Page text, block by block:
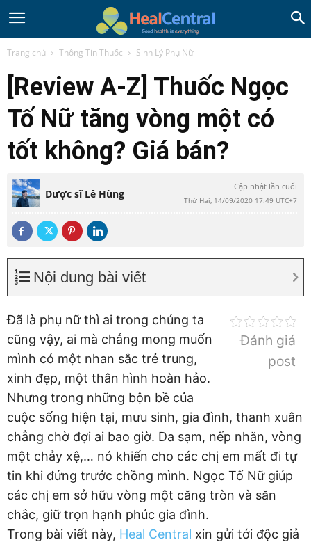
Trang chủ Thông Tin Thuốc Sinh Lý Phụ Nữ
[Review A-Z] Thuốc Ngọc
Tố Nữ tăng vòng một có
tốt không? Giá bán?
Dược sĩ Lê Hùng
Cập nhật lần cuối
Thứ Hai, 14/09/2020 17:49 UTC+7
Nội dung bài viết
Đánh giá
post
Đã là phụ nữ thì ai trong chúng ta
cũng vậy, ai mà chẳng mong muốn
mình có một nhan sắc trẻ trung,
xinh đẹp, một thân hình hoàn hảo.
Nhưng trong những bộn bề của
cuộc sống hiện tại, mưu sinh, gia đình, thanh xuân
chẳng chờ đợi ai bao giờ. Da sạm, nếp nhăn, vòng
một chảy xệ,… nó khiến cho các chị em mất đi tự
tin khi đứng trước chồng mình. Ngọc Tố Nữ giúp
các chị em sở hữu vòng một căng tròn và săn
chắc, giữ trọn hạnh phúc gia đình.
Trong bài viết này, Heal Central xin gửi tới độc giả